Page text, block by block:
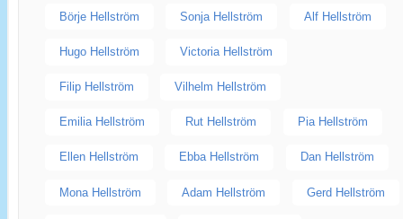
Börje Hellström Sonja Hellström Alf Hellström
Hugo Hellström Victoria Hellström
Filip Hellström Vilhelm Hellström
Emilia Hellström Rut Hellström Pia Hellström
Ellen Hellström Ebba Hellström Dan Hellström
Mona Hellström Adam Hellström Gerd Hellström